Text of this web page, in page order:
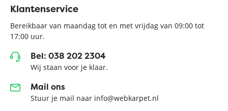
Klantenservice
Bereikbaar van maandag tot en met vrijdag van 09:00 tot
17:00 uur.
Bel: 038 202 2304
Wij staan voor je klaar.
Mail ons
Stuur je mail naar info@webkarpet.nl